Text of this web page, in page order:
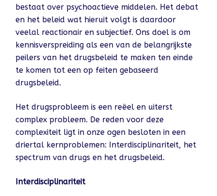
bestaat over psychoactieve middelen. Het debat
en het beleid wat hieruit volgt is daardoor
veelal reactionair en subjectief. Ons doel is om
kennisverspreiding als een van de belangrijkste
peilers van het drugsbeleid te maken ten einde
te komen tot een op feiten gebaseerd
drugsbeleid.
Het drugsprobleem is een reëel en uiterst
complex probleem. De reden voor deze
complexiteit ligt in onze ogen besloten in een
driertal kernproblemen: Interdisciplinariteit, het
spectrum van drugs en het drugsbeleid.
Interdisciplinariteit